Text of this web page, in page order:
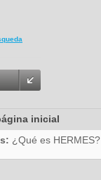
inicial
¿Qué es HERMES?